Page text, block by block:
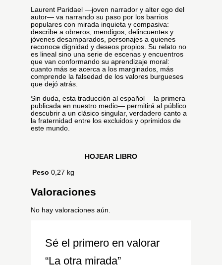
Laurent Paridael —joven narrador y alter ego del
autor— va narrando su paso por los barrios
populares con mirada inquieta y compasiva:
describe a obreros, mendigos, delincuentes y
jóvenes desamparados, personajes a quienes
reconoce dignidad y deseos propios. Su relato no
es lineal sino una serie de escenas y encuentros
que van conformando su aprendizaje moral:
cuanto más se acerca a los marginados, más
comprende la falsedad de los valores burgueses
que dejó atrás.
Sin duda, esta traducción al español —la primera
publicada en nuestro medio— permitirá al público
descubrir a un clásico singular, verdadero canto a
la fraternidad entre los excluidos y oprimidos de
este mundo.
HOJEAR LIBRO
Peso 0,27 kg
Valoraciones
No hay valoraciones aún.
Sé el primero en valorar
“La otra mirada”